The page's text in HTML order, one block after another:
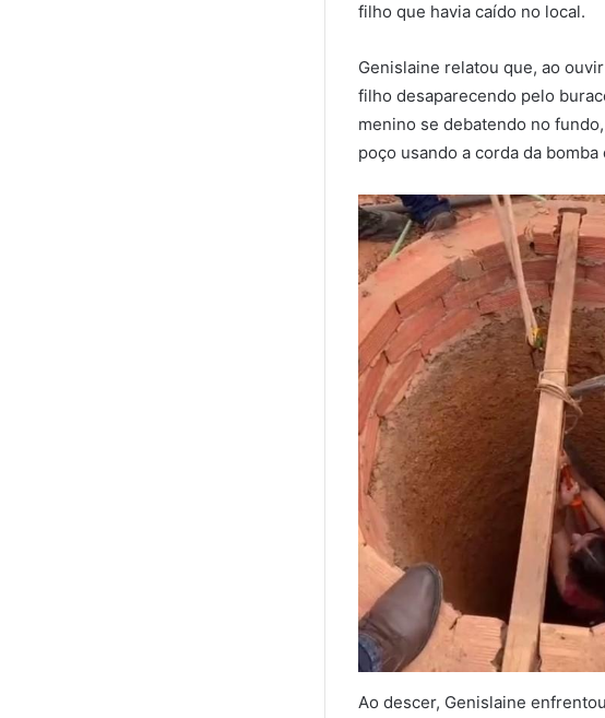
filho que havia caído no local.
Genislaine relatou que, ao
filho desaparecendo pelo
menino se debatendo no
poço usando a corda da bomba
Ao descer, Genislaine